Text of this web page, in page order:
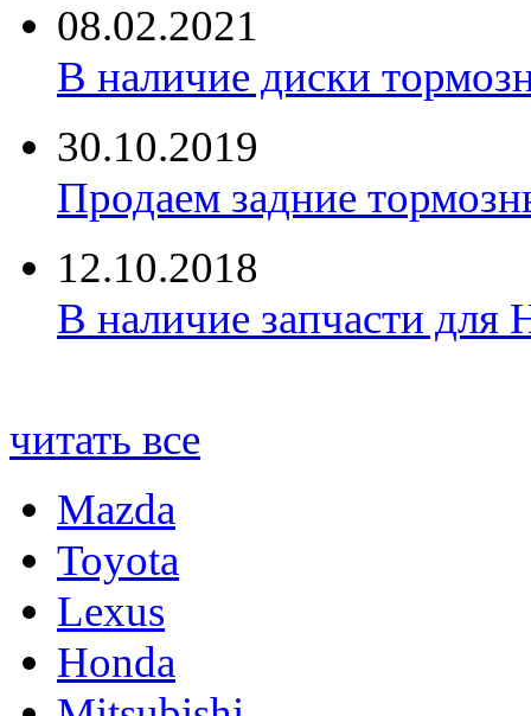
08.02.2021
В наличие диски
30.10.2019
Продаем задние
12.10.2018
В наличие запчасти для
читать все
Mazda
Toyota
Lexus
Honda